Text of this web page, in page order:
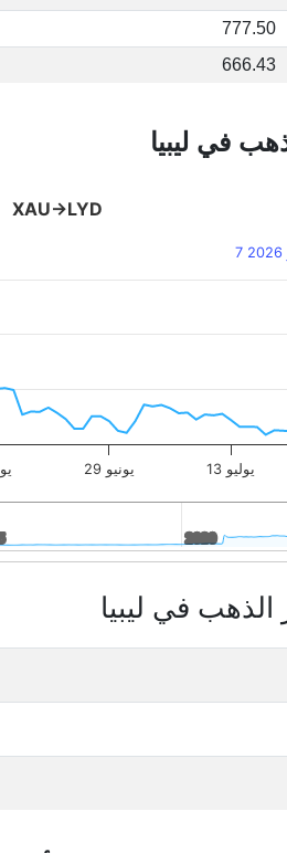
777.50
666.43
في ليبيا
XAU->LYD
15 29 يونيو 13 يوليو
2020
2020
الذهب في ليبيا